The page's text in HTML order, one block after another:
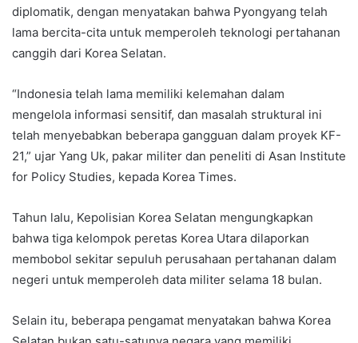
diplomatik, dengan menyatakan bahwa Pyongyang telah
lama bercita-cita untuk memperoleh teknologi pertahanan
canggih dari Korea Selatan.
“Indonesia telah lama memiliki kelemahan dalam
mengelola informasi sensitif, dan masalah struktural ini
telah menyebabkan beberapa gangguan dalam proyek KF-
21,” ujar Yang Uk, pakar militer dan peneliti di Asan Institute
for Policy Studies, kepada Korea Times.
Tahun lalu, Kepolisian Korea Selatan mengungkapkan
bahwa tiga kelompok peretas Korea Utara dilaporkan
membobol sekitar sepuluh perusahaan pertahanan dalam
negeri untuk memperoleh data militer selama 18 bulan.
Selain itu, beberapa pengamat menyatakan bahwa Korea